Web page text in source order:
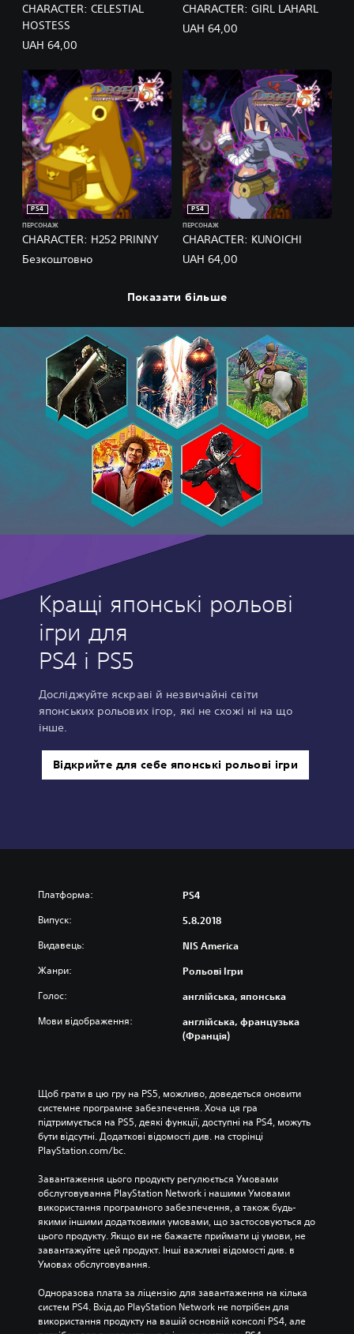
CHARACTER: CELESTIAL
HOSTESS
UAH 64,00
CHARACTER: GIRL LAHARL
UAH 64,00
CHARACTER: H252 PRINNY
PS4
ПЕРСОНАЖ
Безкоштовно
CHARACTER: KUNOICHI
PS4
ПЕРСОНАЖ
UAH 64,00
Показати більше
Кращі японські рольові
ігри для
PS4 і PS5
Досліджуйте яскраві й незвичайні світи
японських рольових ігор, які не схожі ні на що
інше.
Відкрийте для себе японські рольові ігри
Платформа: PS4
Випуск: 5.8.2018
Видавець: NIS America
Жанри: Рольові Ігри
Голос: англійська, японська
Мови відображення:
англійська, французька
(Франція)
Щоб грати в цю гру на PS5, можливо, доведеться оновити
системне програмне забезпечення. Хоча ця гра
підтримується на PS5, деякі функції, доступні на PS4, можуть
бути відсутні. Додаткові відомості див. на сторінці
PlayStation.com/bc.
Завантаження цього продукту регулюється Умовами
обслуговування PlayStation Network і нашими Умовами
використання програмного забезпечення, а також будь-
якими іншими додатковими умовами, що застосовуються до
цього продукту. Якщо ви не бажаєте приймати ці умови, не
завантажуйте цей продукт. Інші важливі відомості див. в
Умовах обслуговування.
Одноразова плата за ліцензію для завантаження на кілька
систем PS4. Вхід до PlayStation Network не потрібен для
використання продукту на вашій основній консолі PS4, але